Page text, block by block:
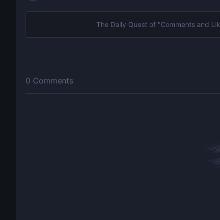
0 Comments